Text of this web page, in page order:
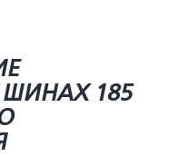
ШИНАХ 185